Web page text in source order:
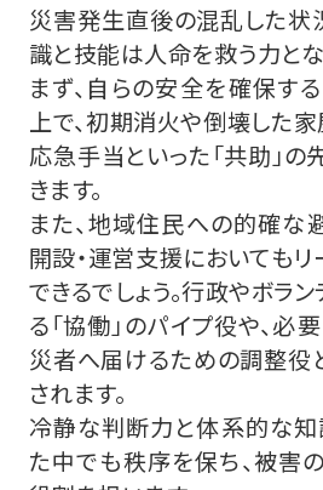
災害発生直後の混乱した状
識と技能は人命を救う力とな
まず、自らの安全を確保す
上で、初期消火や倒壊した
応急手当といった「共助」
きます。
また、地域住民への的確な
開設・運営支援においても
できるでしょう。行政やボラ
る「協働」のパイプ役や、
災者へ届けるための調整役
されます。
冷静な判断力と体系的な知
た中でも秩序を保ち、被害